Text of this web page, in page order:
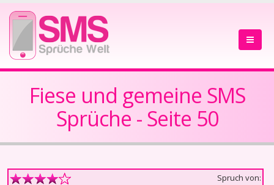
Fiese und gemeine SMS
Sprüche - Seite 50
Spruch von: